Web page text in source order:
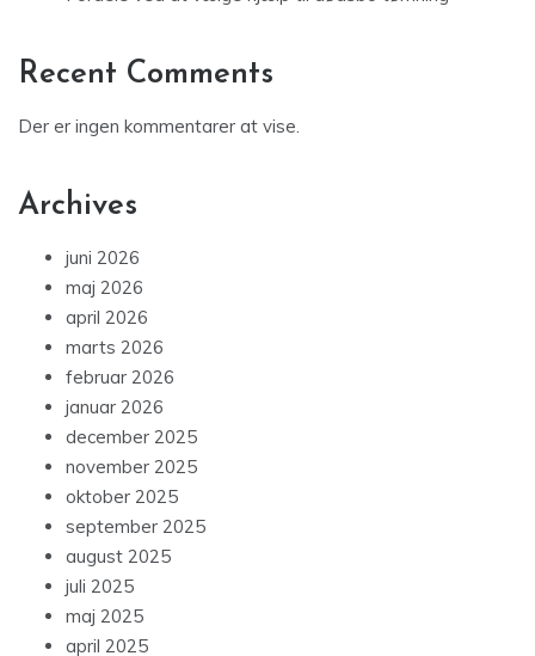
Recent Comments
Der er ingen kommentarer at vise.
Archives
juni 2026
maj 2026
april 2026
marts 2026
februar 2026
januar 2026
december 2025
november 2025
oktober 2025
september 2025
august 2025
juli 2025
maj 2025
april 2025